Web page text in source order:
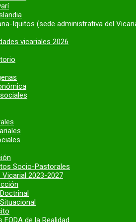
Iquitos (sede administrativa del
vicariales 2026
Socio-Pastorales
Vicarial 2023-2027
FODA de la Realidad